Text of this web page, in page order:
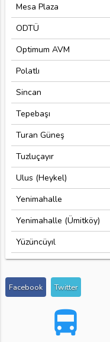
Mesa Plaza
ODTÜ
Optimum AVM
Polatlı
Sincan
Tepebaşı
Turan Güneş
Tuzluçayır
Ulus (Heykel)
Yenimahalle
Yenimahalle (Ümitköy)
Yüzüncüyıl
Facebook Twitter
directions_bus